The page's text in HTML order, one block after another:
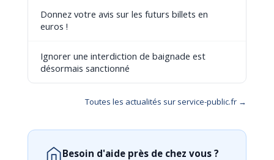
Donnez votre avis sur les futurs billets en
euros !
Ignorer une interdiction de baignade est
désormais sanctionné
Toutes les actualités sur service-public.fr →
Besoin d'aide près de chez vous ?